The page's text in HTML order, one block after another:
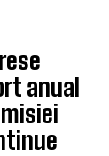
anual